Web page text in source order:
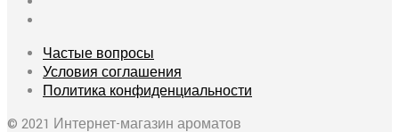
Частые вопросы
Условия соглашения
Политика конфиденциальности
© 2021 Интернет-магазин ароматов